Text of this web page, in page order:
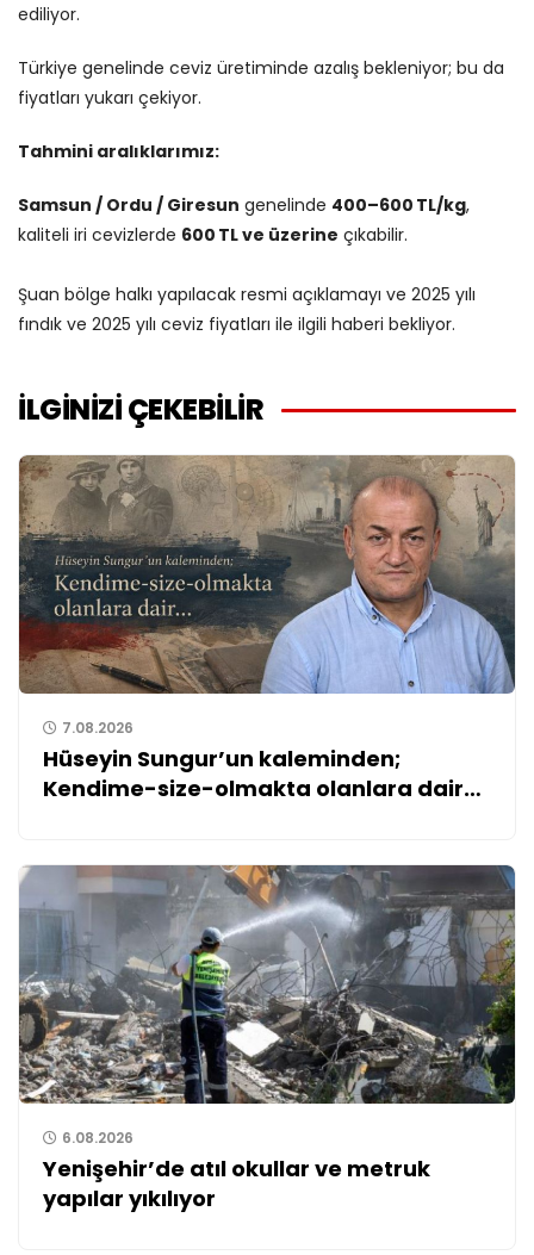
ediliyor.
Türkiye genelinde ceviz üretiminde azalış bekleniyor; bu da
fiyatları yukarı çekiyor.
Tahmini aralıklarımız:
Samsun / Ordu / Giresun genelinde 400–600 TL/kg,
kaliteli iri cevizlerde 600 TL ve üzerine çıkabilir.
Şuan bölge halkı yapılacak resmi açıklamayı ve 2025 yılı
fındık ve 2025 yılı ceviz fiyatları ile ilgili haberi bekliyor.
İLGİNİZİ ÇEKEBİLİR
7.08.2026
Hüseyin Sungur’un kaleminden;
Kendime-size-olmakta olanlara dair…
6.08.2026
Yenişehir’de atıl okullar ve metruk
yapılar yıkılıyor